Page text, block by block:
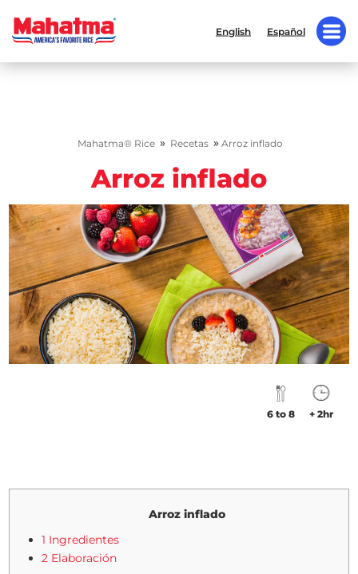
English Español
Mahatma® Rice » Recetas » Arroz inflado
Arroz inflado
6 to 8 + 2hr
Arroz inflado
1 Ingredientes
2 Elaboración